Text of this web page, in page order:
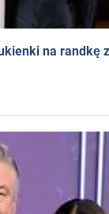
na randkę